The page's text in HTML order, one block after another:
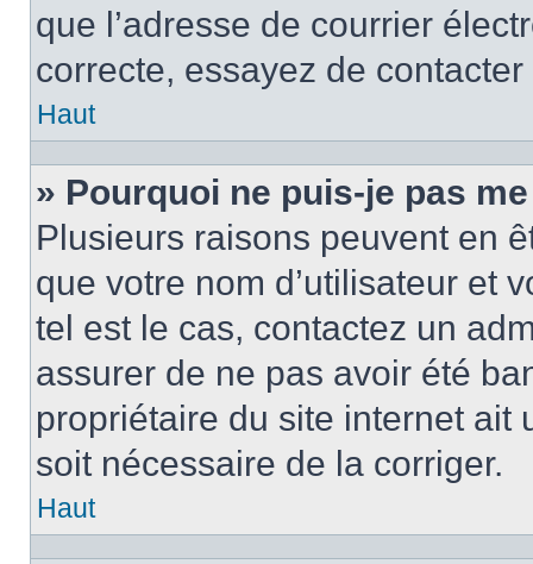
que l’adresse de courrier
correcte, essayez de
Haut
» Pourquoi ne puis-je pas
Plusieurs raisons peuvent en
que votre nom d’utilisateur et
tel est le cas, contactez un
assurer de ne pas avoir été
propriétaire du site internet ait
soit nécessaire de la corriger.
Haut